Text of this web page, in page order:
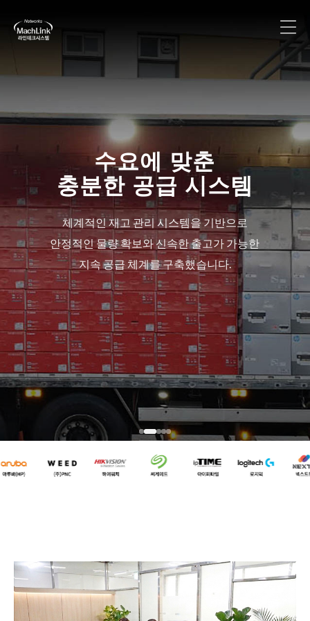
수요에 맞춘
충분한 공급 시스템
체계적인 재고 관리 시스템을 기반으로
안정적인 물량 확보와 신속한 출고가 가능한
지속 공급 체계를 구축했습니다.